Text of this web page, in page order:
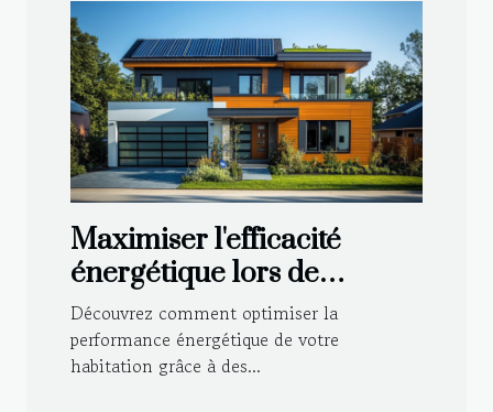
Maximiser l'efficacité
énergétique lors de
rénovations : méthodes et
avantages
Découvrez comment optimiser la
performance énergétique de votre
habitation grâce à des...